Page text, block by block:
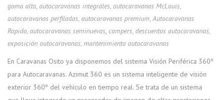
gama alta, autocaravanas integrales, autocaravanas McLouis,
autocaravanas perfiladas, autocaravanas premium, Autocaravanas
Rapido, autocaravanas seminuevas, campers, descuentos autocaravanas,
exposición autocaravanas, mantenimiento autocaravanas
En Caravanas Osito ya disponemos del sistema Visión Periférica 360º
para Autocaravanas. Azimut 360 es un sistema inteligente de visión
exterior 360º del vehículo en tiempo real. Se trata de un sistema